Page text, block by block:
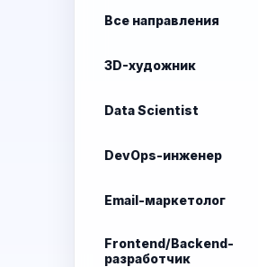
Все направления
3D-художник
Data Scientist
DevOps-инженер
Email-маркетолог
Frontend/Backend-
разработчик